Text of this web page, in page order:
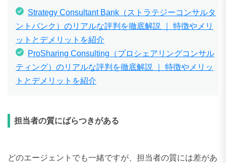
Strategy Consultant Bank（ストラテジーコンサルタ
ントバンク）のリアルな評判を徹底解説 ｜ 特徴やメリ
ットとデメリットを紹介
ProSharing Consulting（プロシェアリングコンサル
ティング）のリアルな評判を徹底解説 ｜ 特徴やメリッ
トとデメリットを紹介
担当者の質にばらつきがある
どのエージェントでも一緒ですが、担当者の質には差があ